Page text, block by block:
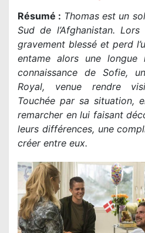
Résumé : Thomas est un
Sud de l’Afghanistan.
gravement blessé et perd
entame alors une
connaissance de Sofie,
Royal, venue rendre
Touchée par sa situation,
remarcher en lui faisant
leurs différences, une
créer entre eux.